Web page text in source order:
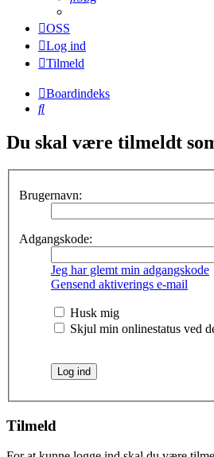
OSS
Log ind
Tilmeld
Boardindeks
Søg
Du skal være tilmeldt
Brugernavn:
Adgangskode:
Jeg har glemt min adgangskode
Gensend aktiverings e-mail
Husk mig
Skjul min onlinestatus ved
Tilmeld